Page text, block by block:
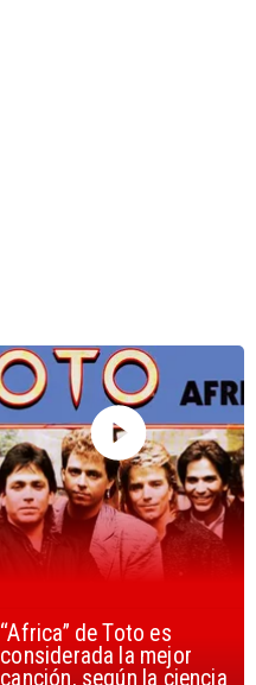
“Africa” de Toto es
considerada la mejor
canción, según la ciencia